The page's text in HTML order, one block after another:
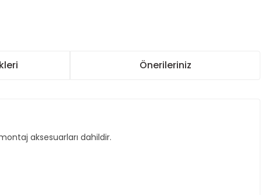
Önerileriniz
aksesuarları dahildir.